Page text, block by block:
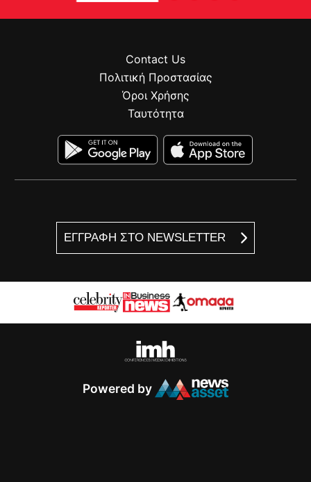
ΕΓΓΡΑΦΗ ΣΤΟ NEWSLETTER
Contact Us
Πολιτική Προστασίας
Όροι Χρήσης
Ταυτότητα
Powered by